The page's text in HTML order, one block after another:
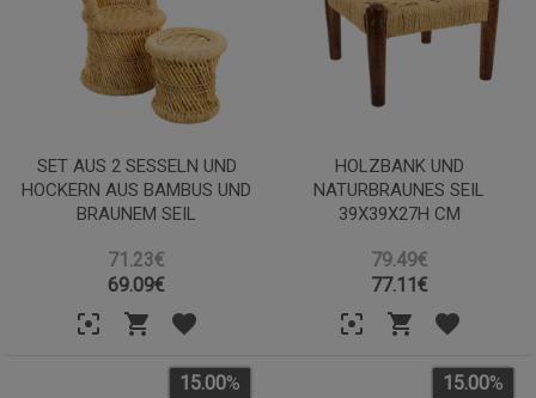
SET AUS 2 SESSELN UND
HOCKERN AUS BAMBUS UND
BRAUNEM SEIL
71.23€
69.09€
HOLZBANK UND
NATURBRAUNES SEIL
39X39X27H CM
79.49€
77.11€
15.00% 15.00%